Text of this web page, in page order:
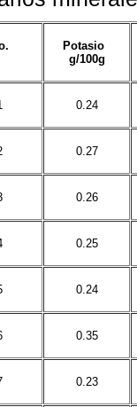
Potasio
g/100g
0.24
0.27
0.26
0.25
0.24
0.35
0.23